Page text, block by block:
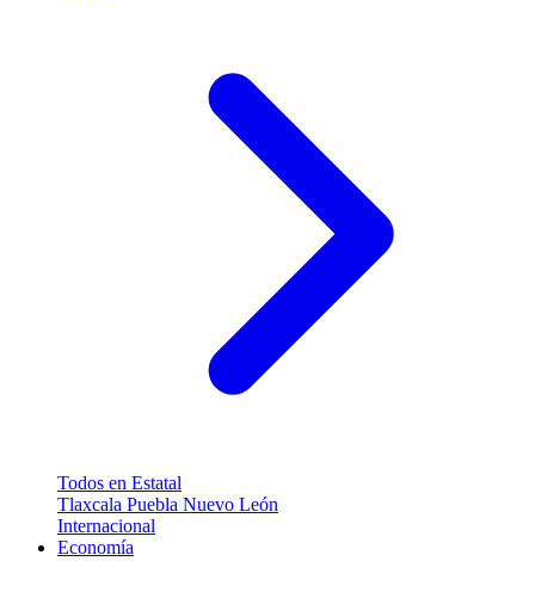
Todos en Estatal
Tlaxcala Puebla Nuevo León
Internacional
Economía